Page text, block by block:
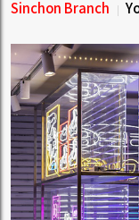
Sinchon Branch